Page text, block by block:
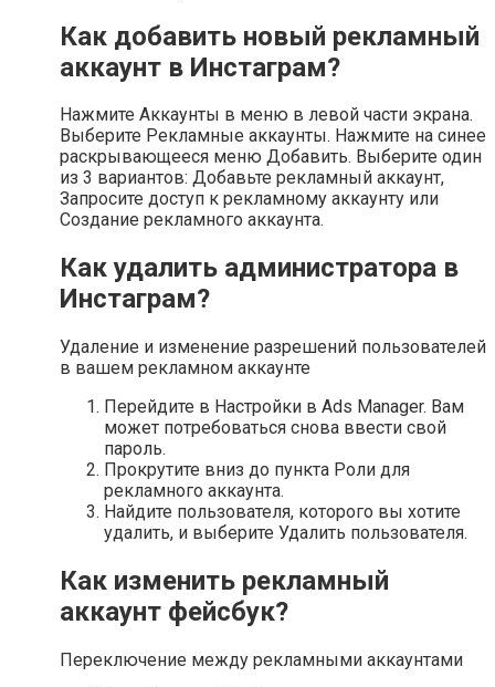
Как добавить новый рекламный
аккаунт в Инстаграм?
Нажмите Аккаунты в меню в левой части экрана.
Выберите Рекламные аккаунты. Нажмите на синее
раскрывающееся меню Добавить. Выберите один
из 3 вариантов: Добавьте рекламный аккаунт,
Запросите доступ к рекламному аккаунту или
Создание рекламного аккаунта.
Как удалить администратора в
Инстаграм?
Удаление и изменение разрешений пользователей
в вашем рекламном аккаунте
Перейдите в Настройки в Ads Manager. Вам
может потребоваться снова ввести свой
пароль.
Прокрутите вниз до пункта Роли для
рекламного аккаунта.
Найдите пользователя, которого вы хотите
удалить, и выберите Удалить пользователя.
Как изменить рекламный
аккаунт фейсбук?
Переключение между рекламными аккаунтами